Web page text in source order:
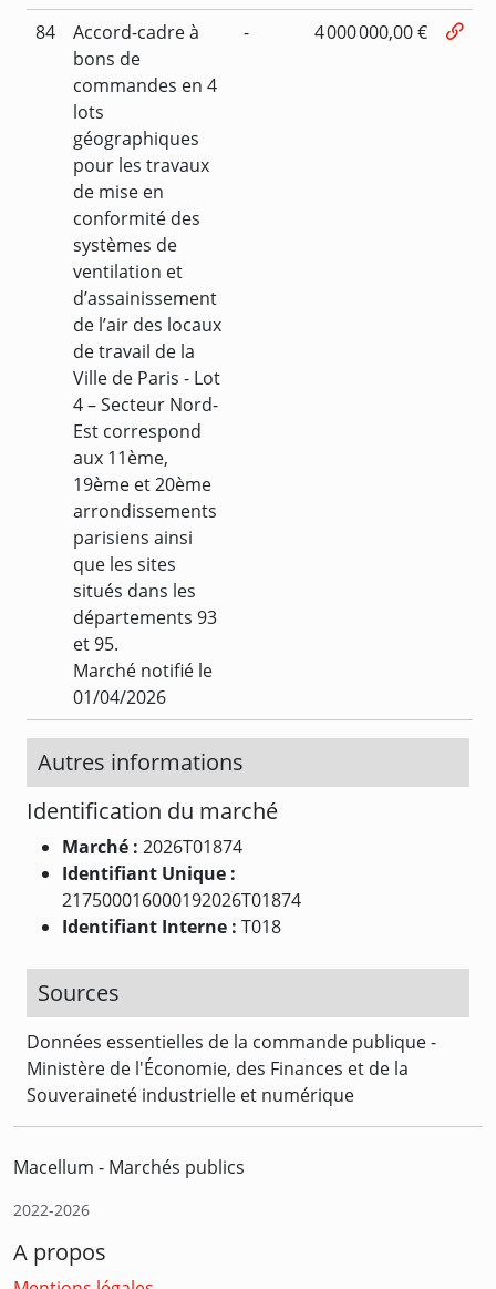
84
Accord-cadre à
bons de
commandes en 4
lots
géographiques
pour les travaux
de mise en
conformité des
systèmes de
ventilation et
d’assainissement
de l’air des locaux
de travail de la
Ville de Paris - Lot
4 – Secteur Nord-
Est correspond
aux 11ème,
19ème et 20ème
arrondissements
parisiens ainsi
que les sites
situés dans les
départements 93
et 95.
Marché notifié le
01/04/2026
- 4 000 000,00 €
Autres informations
Identification du marché
Marché : 2026T01874
Identifiant Unique :
217500016000192026T01874
Identifiant Interne : T018
Sources
Données essentielles de la commande publique -
Ministère de l'Économie, des Finances et de la
Souveraineté industrielle et numérique
Macellum - Marchés publics
2022-2026
A propos